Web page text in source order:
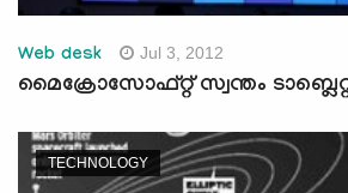
Web desk Jul 3, 2012
മൈക്രോസോഫ്റ്റ് സ്വന്തം
TECHNOLOGY